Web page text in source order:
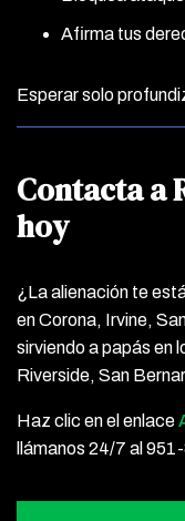
Afirma tus
Esperar solo
Contacta a
hoy
¿La alienación te
en Corona, Irvine,
sirviendo a papás en
Riverside, San
Haz clic en el enlace
llámanos 24/7 al